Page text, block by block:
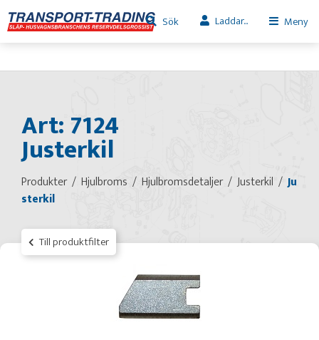
Sök Laddar... Meny
Art: 7124
Justerkil
Produkter Hjulbroms Hjulbromsdetaljer Justerkil
Ju
sterkil
Till produktfilter